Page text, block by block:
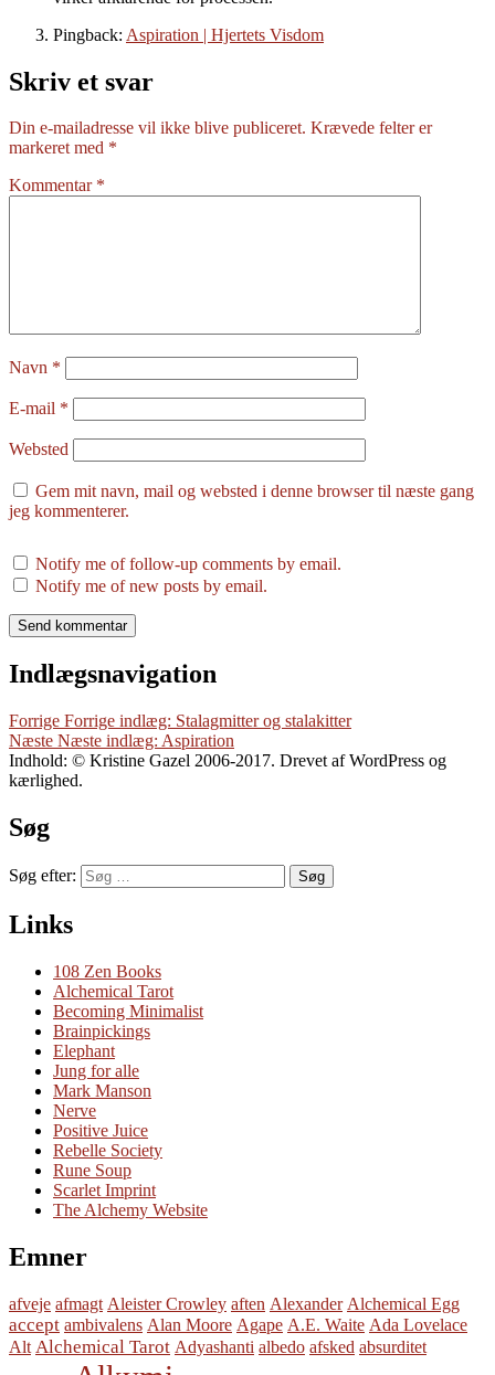
Pingback: Aspiration | Hjertets Visdom
Skriv et svar
Din e-mailadresse vil ikke blive publiceret. Krævede felter er
markeret med *
Kommentar *
Navn *
E-mail *
Websted
Gem mit navn, mail og websted i denne browser til næste gang
jeg kommenterer.
Notify me of follow-up comments by email.
Notify me of new posts by email.
Indlægsnavigation
Forrige Forrige indlæg: Stalagmitter og stalakitter
Næste Næste indlæg: Aspiration
Indhold: © Kristine Gazel 2006-2017. Drevet af WordPress og
kærlighed.
Søg
Søg efter: Søg
Links
108 Zen Books
Alchemical Tarot
Becoming Minimalist
Brainpickings
Elephant
Jung for alle
Mark Manson
Nerve
Positive Juice
Rebelle Society
Rune Soup
Scarlet Imprint
The Alchemy Website
Emner
afveje afmagt Aleister Crowley aften Alexander Alchemical Egg
accept ambivalens Alan Moore Agape A.E. Waite Ada Lovelace
Alt Alchemical Tarot Adyashanti albedo afsked absurditet